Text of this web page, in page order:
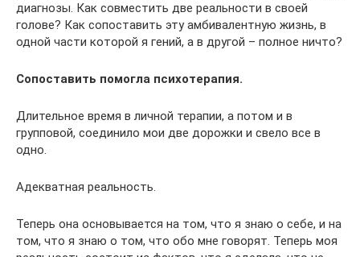
диагнозы. Как совместить две реальности в своей
голове? Как сопоставить эту амбивалентную жизнь, в
одной части которой я гений, а в другой – полное ничто?
Сопоставить помогла психотерапия.
Длительное время в личной терапии, а потом и в
групповой, соединило мои две дорожки и свело все в
одно.
Адекватная реальность.
Теперь она основывается на том, что я знаю о себе, и на
том, что я знаю о том, что обо мне говорят. Теперь моя